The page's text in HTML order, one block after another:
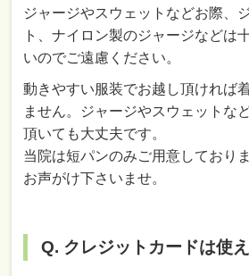
ジャージやスウェットなどお際、
ト、ナイロン製のジャージなどは
いのでご遠慮ください。
動きやすい服装でお越し頂ければ
ません。ジャージやスウェットな
頂いても大丈夫です。
当院は短パンのみご用意しており
お声がけ下さいませ。
Q. クレジットカードは使